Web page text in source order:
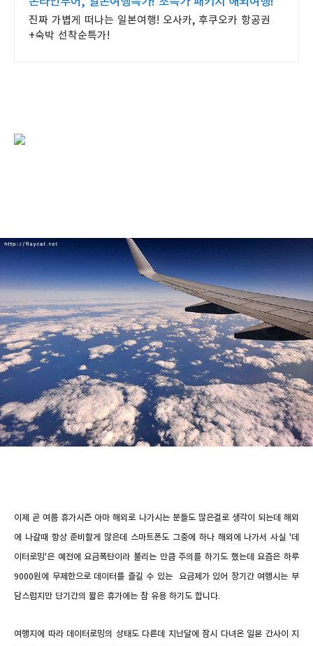
진짜 가볍게 떠나는 일본여행! 오사카, 후쿠오카 항공권
+숙박 선착순특가!
이제 곧 여름 휴가시즌 아마 해외로 나가시는 분들도 많은걸로 생각이 되는데 해외
에 나갈때 항상 준비할게 많은데 스마트폰도 그중에 하나 해외에 나가서 사실 '데
이터로밍'은 예전에 요금폭탄이라 불리는 만큼 주의를 하기도 했는데 요즘은 하루
9000원에 무제한으로 데이터를 즐길 수 있는 요금제가 있어 장기간 여행시는 부
담스럽지만 단기간의 짧은 휴가에는 참 유용 하기도 합니다.
여행지에 따라 데이터로밍의 상태도 다른데 지난달에 잠시 다녀온 일본 간사이 지